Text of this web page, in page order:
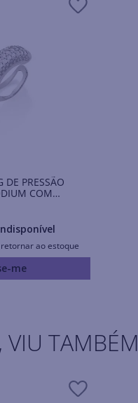
DE PRESSÃO
COM
ao estoque
me
VIU TAMBÉM